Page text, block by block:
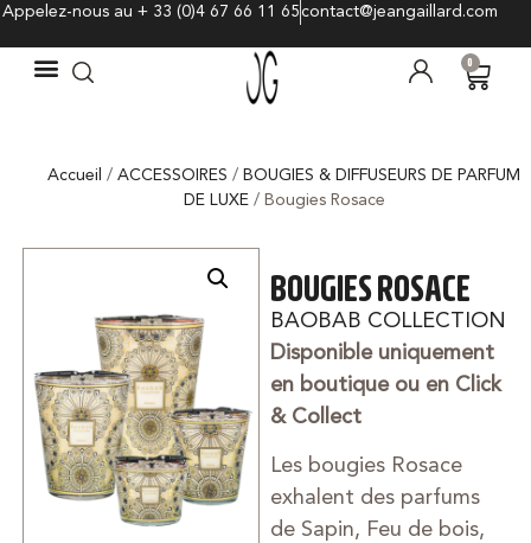
Appelez-nous au + 33 (0)4 67 66 11 65contact@jeangaillard.com
0
Accueil /ACCESSOIRES / BOUGIES & DIFFUSEURS DE PARFUM
DE LUXE/ Bougies Rosace
BOUGIES ROSACE
BAOBAB COLLECTION
Disponible uniquement
en boutique ou en Click
& Collect
Les bougies Rosace
exhalent des parfums
de Sapin, Feu de bois,